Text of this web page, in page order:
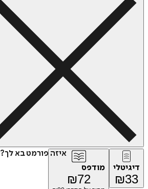
איזה פורמט בא לך?
דיגיטלי
₪33
מודפס
₪72